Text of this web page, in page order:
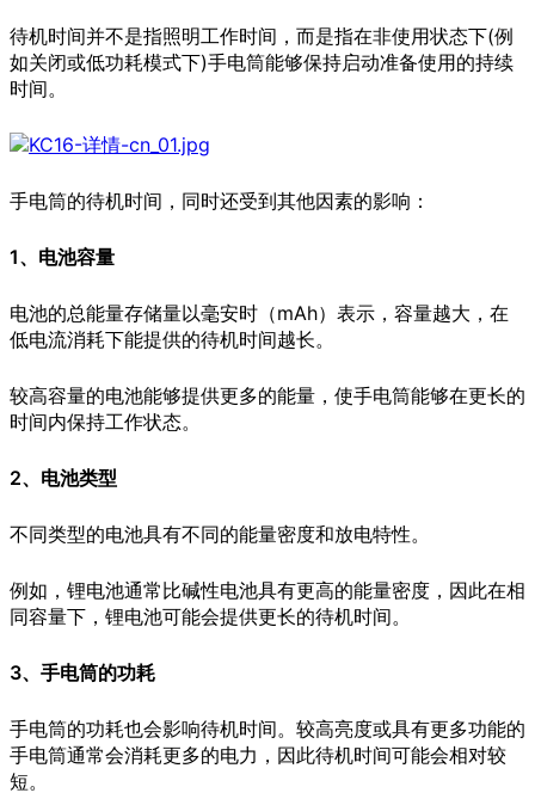
待机时间并不是指照明工作时间，而是指在非使用状态下(例
如关闭或低功耗模式下)手电筒能够保持启动准备使用的持续
时间。
手电筒的待机时间，同时还受到其他因素的影响：
1、电池容量
电池的总能量存储量以毫安时（mAh）表示，容量越大，在
低电流消耗下能提供的待机时间越长。
较高容量的电池能够提供更多的能量，使手电筒能够在更长的
时间内保持工作状态。
2、电池类型
不同类型的电池具有不同的能量密度和放电特性。
例如，锂电池通常比碱性电池具有更高的能量密度，因此在相
同容量下，锂电池可能会提供更长的待机时间。
3、手电筒的功耗
手电筒的功耗也会影响待机时间。较高亮度或具有更多功能的
手电筒通常会消耗更多的电力，因此待机时间可能会相对较
短。